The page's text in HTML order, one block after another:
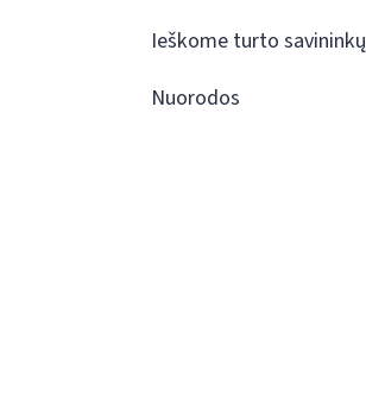
Ieškome turto savininkų
Nuorodos